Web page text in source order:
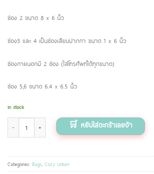
ช่อง 2 ขนาด 8 x 6 นิ้ว
ช่อง3 และ 4 เป็นช่องเสียบปากกา ขนาด 1 x 6 นิ้ว
ช่องภายนอกมี 2 ช่อง (ใส่โทรศัพท์ได้ทุกขนาด)
ช่อง 5,6 ขนาด 6.4 x 6.5 นิ้ว
In stock
กระเป๋าหิ้ว รุ่น Cozy Urban ลาย กระต่ายปีเตอร์ (สีส้ม Carrots) quantity
Categories: Bags, Cozy Urban